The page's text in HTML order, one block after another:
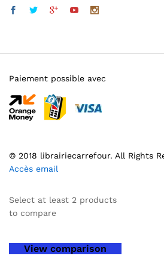
© 2018 librairiecarrefour. All Rights
Accès email
Paiement possible avec
Select at least 2 products
to compare
View comparison